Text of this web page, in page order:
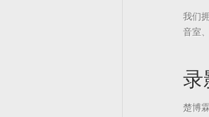
我们
音室
录
楚博